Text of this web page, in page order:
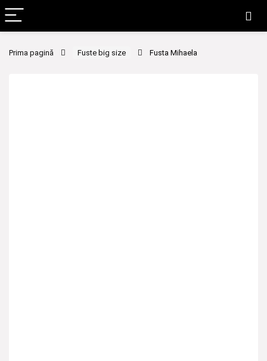
Prima pagină Fuste big size Fusta Mihaela